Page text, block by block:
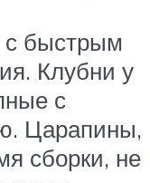
с быстрым
Клубни у
с
Царапины,
сборки, не